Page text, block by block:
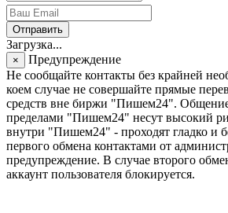
Отправить
Загрузка...
×
Предупреждение
Не сообщайте контакты без крайней
коем случае не совершайте прямые
средств вне биржи "Пишем24". Общение
пределами "Пишем24" несут высокий
внутри "Пишем24" - проходят гладко и
первого обмена контактами от
предупреждение. В случае второго
аккаунт пользователя блокируется.